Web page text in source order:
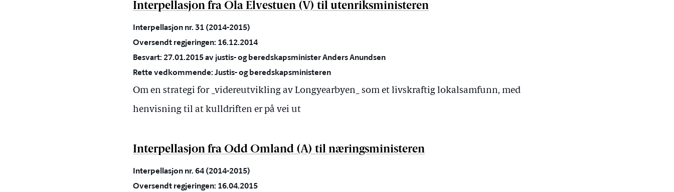
Interpellasjon fra Ola Elvestuen (V) til utenriksministeren
Interpellasjon nr. 31 (2014-2015)
Oversendt regjeringen: 16.12.2014
Besvart: 27.01.2015 av justis- og beredskapsminister Anders Anundsen
Rette vedkommende: Justis- og beredskapsministeren
Om en strategi for _videreutvikling av Longyearbyen_ som et livskraftig lokalsamfunn, med
henvisning til at kulldriften er på vei ut
Interpellasjon fra Odd Omland (A) til næringsministeren
Interpellasjon nr. 64 (2014-2015)
Oversendt regjeringen: 16.04.2015